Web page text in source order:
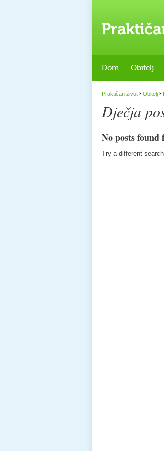
Dom Obitelj
Praktičan život › Obitelj ›
Dječja
No posts
Try a different